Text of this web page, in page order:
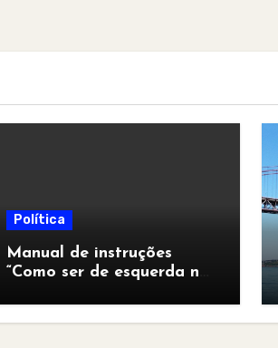
Política
Manual de instruções
“Como ser de esquerda no